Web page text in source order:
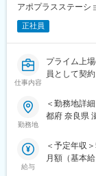
変更の範囲：
覧ください
https://
■具体的な業
すでに取引
作用・適切
ン活動を行
活動に専念
個人の予算
す。
アポプラスステーシ
正社員
仕事内容
プライム上
員として契
メーカーな
を活かせる
■営業スタ
用情報を収
・新薬のプ
勤務地
＜勤務地詳
都府 奈良県
（リモート
給与
＜予定年収
月額（基本